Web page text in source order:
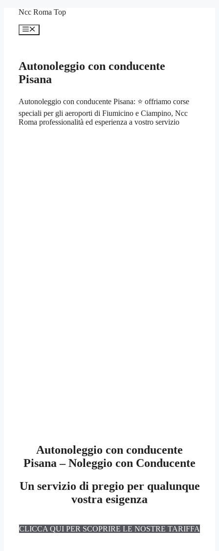
contenuto
Ncc Roma Top
Menu
Autonoleggio con conducente
Pisana
Autonoleggio con conducente Pisana: ⭐ offriamo corse
speciali per gli aeroporti di Fiumicino e Ciampino, Ncc
Roma professionalità ed esperienza a vostro servizio
Autonoleggio con conducente
Pisana – Noleggio con Conducente
Un servizio di pregio per qualunque
vostra esigenza
CLICCA QUI PER SCOPRIRE LE NOSTRE TARIFFA